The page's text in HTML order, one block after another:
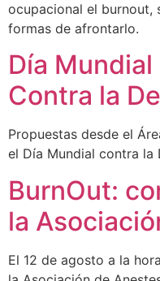
ocupacional el burnout,
formas de afrontarlo.
Día
Contra la
Propuestas desde el
el Día Mundial contra la
BurnOut:
la
El 12 de agosto a la